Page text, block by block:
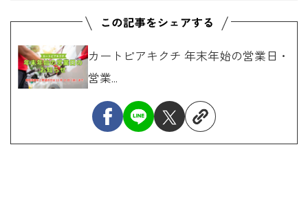
カートピアキクチ 年末年始の営業日・
営業...